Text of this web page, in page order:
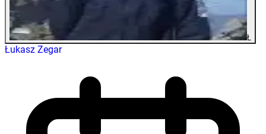
Ł
Łukasz Zegar